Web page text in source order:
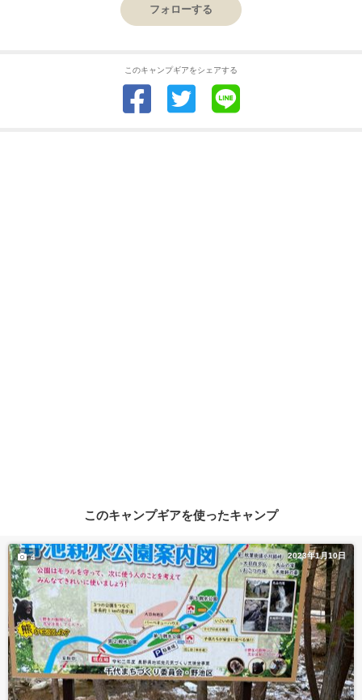
フォローする
このキャンプギアをシェアする
このキャンプギアを使ったキャンプ
2023年1月10日
4